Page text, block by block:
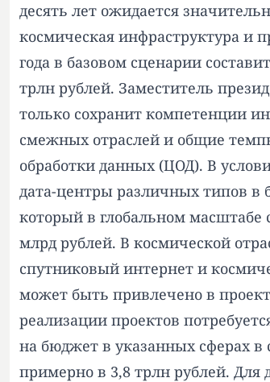
десять лет ожидается
космическая инфраструктура и
года в базовом сценарии
трлн рублей. Заместитель
только сохранит компетенции
смежных отраслей и общие
обработки данных (ЦОД). В
дата-центры различных типов в
который в глобальном масштабе
млрд рублей. В космической
спутниковый интернет и
может быть привлечено в
реализации проектов
на бюджет в указанных сферах в
примерно в 3,8 трлн рублей. Для